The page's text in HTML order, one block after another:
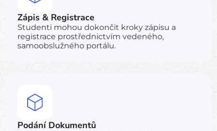
Zápis & Registrace
Studenti mohou dokončit kroky zápisu a
registrace prostřednictvím vedeného,
samoobslužného portálu.
Podání Dokumentů